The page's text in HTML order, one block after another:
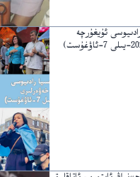
ئۇيغۇرچە